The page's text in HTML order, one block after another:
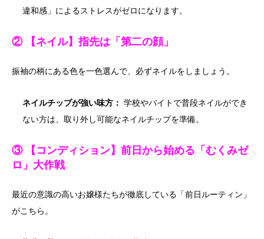
違和感」によるストレスがゼロになります。
② 【ネイル】指先は「第二の顔」
振袖の柄にある色を一色選んで、必ずネイルをしましょう。
ネイルチップが強い味方： 学校やバイトで普段ネイルができ
ない方は、取り外し可能なネイルチップを準備。
③ 【コンディション】前日から始める「むくみゼ
ロ」大作戦
最近の意識の高いお嬢様たちが徹底している「前日ルーティン」
がこちら。